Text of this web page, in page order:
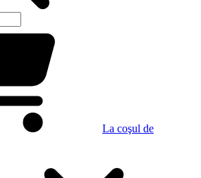
La coşul de